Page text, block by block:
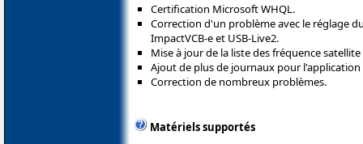
Certification Microsoft WHQL.
Correction d'un problème avec le réglage
ImpactVCB-e et USB-Live2.
Mise à jour de la liste des fréquence
Ajout de plus de journaux pour l'application
Correction de nombreux problèmes.
Matériels supportés